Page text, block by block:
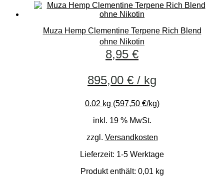
Muza Hemp Clementine Terpene Rich Blend
ohne Nikotin
8,95 €
895,00 € / kg
0.02 kg (597,50 €/kg)
inkl. 19 % MwSt.
zzgl. Versandkosten
Lieferzeit: 1-5 Werktage
Produkt enthält: 0,01 kg